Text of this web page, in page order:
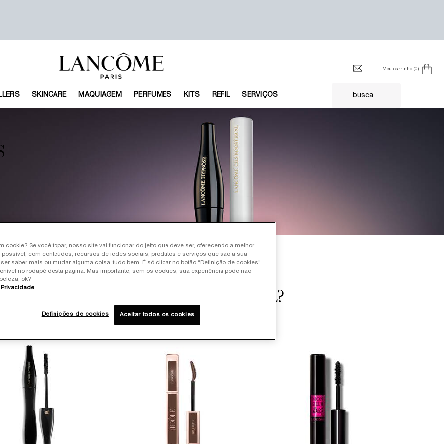
Meu carrinho 0
0 product in cart
SKINCARE MAQUIAGEM PERFUMES KITS REFIL SERVIÇOS busca
MÁSCARA PARA CÍLIOS IDEAL?
cookie? Se você topar, nosso site vai funcionar do jeito que deve ser, oferecendo a melhor
possível, com conteúdos, recursos de redes sociais, produtos e serviços que são a sua
saber mais ou mudar alguma coisa, tudo bem. É só clicar no botão “Definição de cookies”
no rodapé desta página. Mas importante, sem os cookies, sua experiência pode não
ok?
Privacidade
Definições de cookies Aceitar todos os cookies